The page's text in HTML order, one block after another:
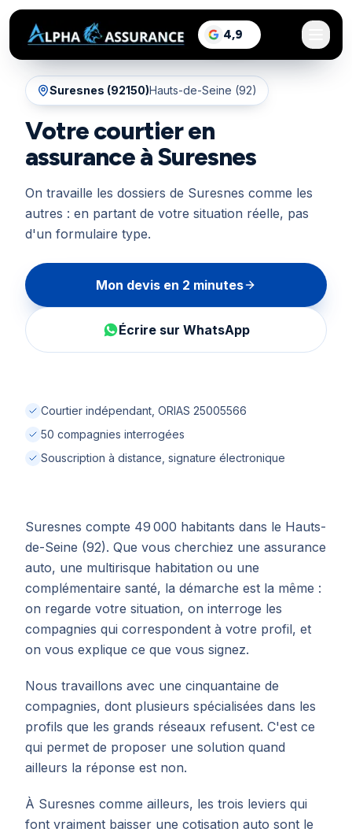
4,9
sur Google, voir les
Suresnes (92150)Hauts-de-Seine (92)
Votre courtier en
assurance à Suresnes
On travaille les dossiers de Suresnes comme les
autres : en partant de votre situation réelle, pas
d'un formulaire type.
Mon devis en 2 minutes
Écrire sur WhatsApp
Courtier indépendant, ORIAS 25005566
50 compagnies interrogées
Souscription à distance, signature électronique
Suresnes compte 49 000 habitants dans le Hauts-
de-Seine (92). Que vous cherchiez une assurance
auto, une multirisque habitation ou une
complémentaire santé, la démarche est la même :
on regarde votre situation, on interroge les
compagnies qui correspondent à votre profil, et
on vous explique ce que vous signez.
Nous travaillons avec une cinquantaine de
compagnies, dont plusieurs spécialisées dans les
profils que les grands réseaux refusent. C'est ce
qui permet de proposer une solution quand
ailleurs la réponse est non.
À Suresnes comme ailleurs, les trois leviers qui
font vraiment baisser une cotisation auto sont le